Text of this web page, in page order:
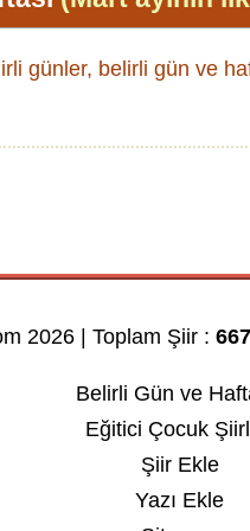
günler, belirli gün ve
2026 | Toplam Şiir :
Belirli Gün ve
Eğitici Çocuk
Şiir Ekle
Yazı Ekle